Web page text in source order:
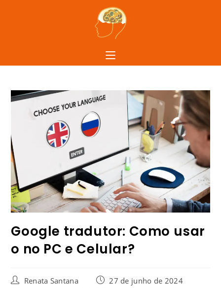
Google tradutor: Como usar
o no PC e Celular?
Renata Santana
27 de junho de 2024